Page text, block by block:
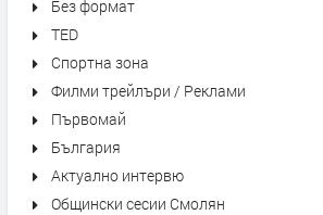
Без формат
TED
Спортна зона
Филми трейлъри / Реклами
Първомай
България
Актуално интервю
Общински сесии Смолян